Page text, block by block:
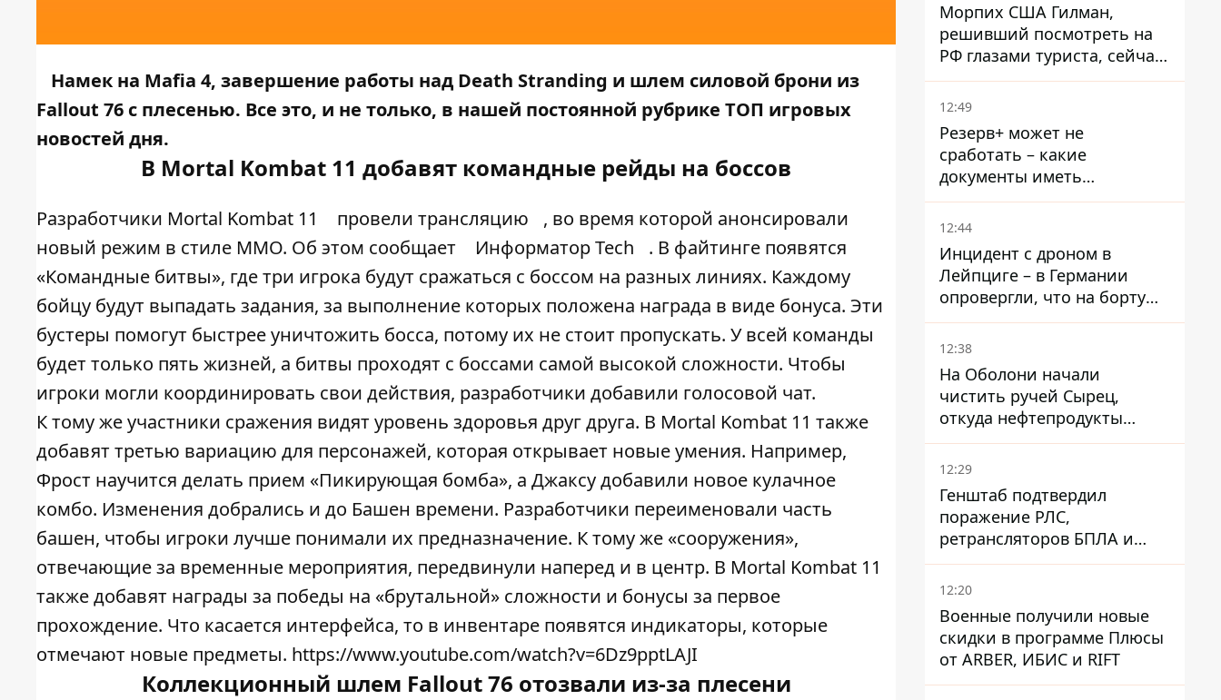
Намек на Mafia 4, завершение работы над Death Stranding и шлем силовой брони из
Fallout 76 с плесенью. Все это, и не только, в нашей постоянной рубрике ТОП игровых
новостей дня.
В Mortal Kombat 11 добавят командные рейды на боссов
Разработчики Mortal Kombat 11 провели трансляцию
, во время которой анонсировали
новый режим в стиле ММО. Об этом сообщает
Информатор Tech
. В файтинге появятся
«Командные битвы», где три игрока будут сражаться с боссом на разных линиях. Каждому
бойцу будут выпадать задания, за выполнение которых положена награда в виде бонуса. Эти
бустеры помогут быстрее уничтожить босса, потому их не стоит пропускать. У всей команды
будет только пять жизней, а битвы проходят с боссами самой высокой сложности. Чтобы
игроки могли координировать свои действия, разработчики добавили голосовой чат.
К тому же участники сражения видят уровень здоровья друг друга. В Mortal Kombat 11 также
добавят третью вариацию для персонажей, которая открывает новые умения. Например,
Фрост научится делать прием «Пикирующая бомба», а Джаксу добавили новое кулачное
комбо. Изменения добрались и до Башен времени. Разработчики переименовали часть
башен, чтобы игроки лучше понимали их предназначение. К тому же «сооружения»,
отвечающие за временные мероприятия, передвинули наперед и в центр. В Mortal Kombat 11
также добавят награды за победы на «брутальной» сложности и бонусы за первое
прохождение. Что касается интерфейса, то в инвентаре появятся индикаторы, которые
отмечают новые предметы. https://www.youtube.com/watch?v=6Dz9pptLAJI
Коллекционный шлем Fallout 76 отозвали из-за плесени
Морпих США Гилман,
решивший посмотреть на
РФ глазами туриста, сейчас
при смерти в тюрьме, где
его пытали и делали
12:49
Резерв+ может не
сработать – какие
документы иметь
мужчинам, чтобы не
попасть в ТЦК
12:44
Инцидент с дроном в
Лейпциге – в Германии
опровергли, что на борту
украинского самолета были
оружие и боеприпасы
12:38
На Оболони начали
чистить ручей Сырец,
откуда нефтепродукты
попадали в озера
12:29
Генштаб подтвердил
поражение РЛС,
ретрансляторов БПЛА и
других военных объектов
РФ в Крыму и на юге
12:20
Военные получили новые
скидки в программе Плюсы
от ARBER, ИБИС и RIFT